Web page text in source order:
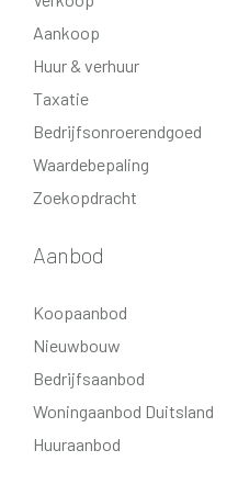
Aankoop
Huur & verhuur
Taxatie
Bedrijfsonroerendgoed
Waardebepaling
Zoekopdracht
Aanbod
Koopaanbod
Nieuwbouw
Bedrijfsaanbod
Woningaanbod Duitsland
Huuraanbod